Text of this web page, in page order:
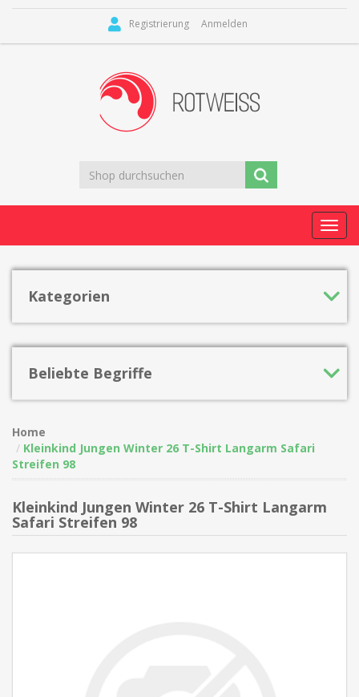
Registrierung Anmelden
Kategorien
Beliebte Begriffe
Home
Kleinkind Jungen Winter 26 T-Shirt Langarm Safari
Streifen 98
Kleinkind Jungen Winter 26 T-Shirt Langarm
Safari Streifen 98